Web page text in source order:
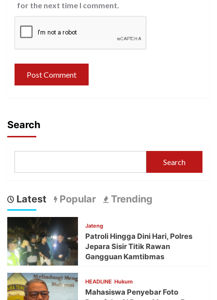
for the next time I comment.
Search
Search
Latest Popular Trending
Jateng
Patroli Hingga Dini Hari, Polres
Jepara Sisir Titik Rawan
Gangguan Kamtibmas
HEADLINE Hukum
Mahasiswa Penyebar Foto